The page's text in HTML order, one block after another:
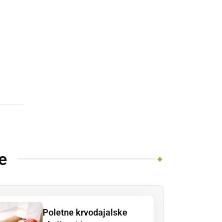
Poletne krvodajalske